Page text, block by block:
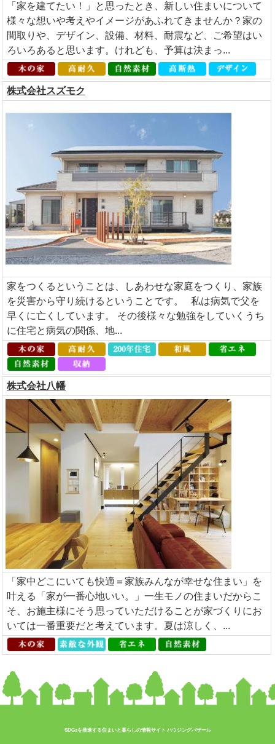
「家を建てたい！」と思ったとき、新しい住まいについて
様々な想いや考えやイメージがあふれてきませんか？家の
間取りや、デザイン、設備、材料、耐震など、ご希望はい
ろいろあると思います。けれども、予算は決まっ...
株式会社スズモク
家をつくるということは、しあわせな家庭をつくり、家族
を災害から守り続けるということです。 私は病気で父を
早くに亡くしています。 その後様々な勉強をしていくうち
に住宅と病気の関係、地...
株式会社八幡
「家中どこにいても快適＝家族みんなが幸せな住まい」を
叶える「家が一番心地いい。」一生モノの住まいだからこ
そ、お施主様にそう思っていただけることが家づくりにお
いては一番重要だと考えています。夏は涼しく、...
SDGsを推進する住まいと暮らしの情報サイト ハウジングバザール